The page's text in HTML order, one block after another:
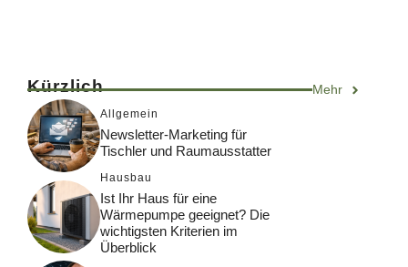
Kürzlich Mehr
Allgemein
Newsletter-Marketing für
Tischler und Raumausstatter
Hausbau
Ist Ihr Haus für eine
Wärmepumpe geeignet? Die
wichtigsten Kriterien im
Überblick